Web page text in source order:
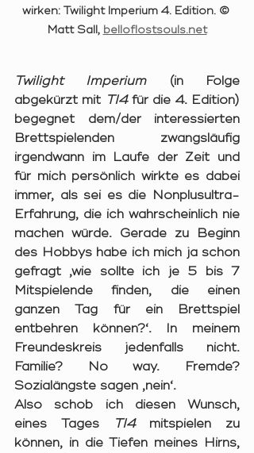
wirken: Twilight Imperium 4. Edition. ©
Matt Sall, belloflostsouls.net
Twilight Imperium (in Folge
abgekürzt mit TI4 für die 4. Edition)
begegnet dem/der interessierten
Brettspielenden zwangsläufig
irgendwann im Laufe der Zeit und
für mich persönlich wirkte es dabei
immer, als sei es die Nonplusultra-
Erfahrung, die ich wahrscheinlich nie
machen würde. Gerade zu Beginn
des Hobbys habe ich mich ja schon
gefragt ‚wie sollte ich je 5 bis 7
Mitspielende finden, die einen
ganzen Tag für ein Brettspiel
entbehren können?‘. In meinem
Freundeskreis jedenfalls nicht.
Familie? No way. Fremde?
Sozialängste sagen ‚nein‘.
Also schob ich diesen Wunsch,
eines Tages
TI4 mitspielen zu
können, in die Tiefen meines Hirns,